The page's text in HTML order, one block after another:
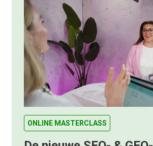
ONLINE MASTERCLASS